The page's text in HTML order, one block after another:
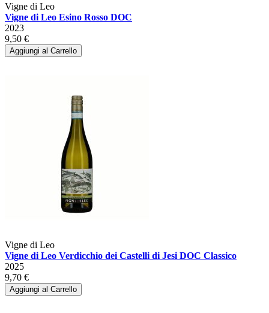
Vigne di Leo
Vigne di Leo Esino Rosso DOC
2023
9,50 €
Aggiungi al Carrello
Vigne di Leo
Vigne di Leo Verdicchio dei Castelli di Jesi DOC Classico
2025
9,70 €
Aggiungi al Carrello